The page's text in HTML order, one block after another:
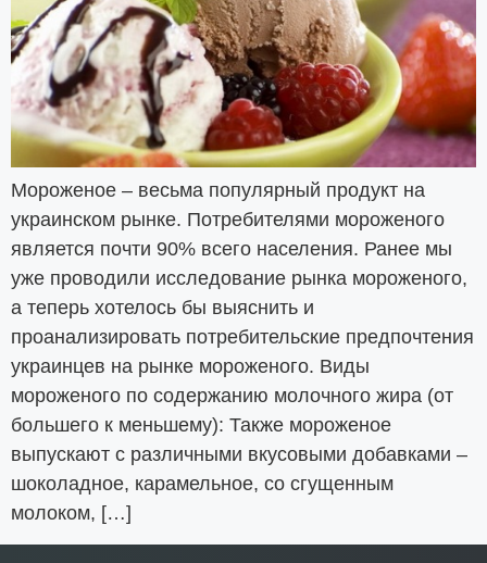
Мороженое – весьма популярный продукт на
украинском рынке. Потребителями мороженого
является почти 90% всего населения. Ранее мы
уже проводили исследование рынка мороженого,
а теперь хотелось бы выяснить и
проанализировать потребительские предпочтения
украинцев на рынке мороженого. Виды
мороженого по содержанию молочного жира (от
большего к меньшему): Также мороженое
выпускают с различными вкусовыми добавками –
шоколадное, карамельное, со сгущенным
молоком, […]